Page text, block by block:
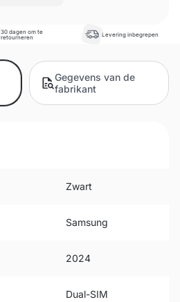
30 dagen om te
retourneren
Levering inbegrepen
Gegevens van de
fabrikant
Zwart
Samsung
2024
Dual-SIM